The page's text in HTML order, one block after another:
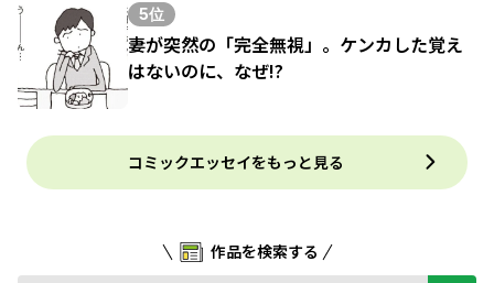
5位
妻が突然の「完全無視」。ケンカした覚え
はないのに、なぜ!?
コミックエッセイをもっと見る
作品を検索する